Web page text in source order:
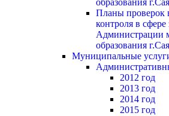
образования
Планы проверок
контроля в
Администрации
образования
Муниципальные
2012 год
2013 год
2014 год
2015 год